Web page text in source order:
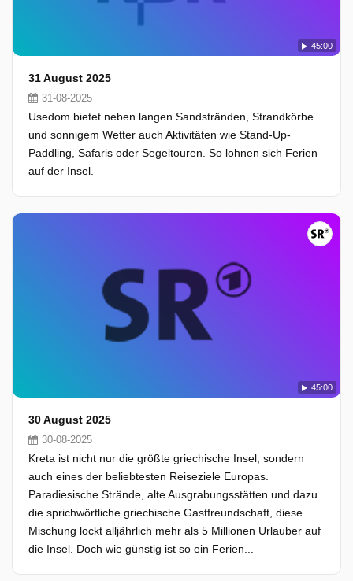
45:00
31 August 2025
31-08-2025
Usedom bietet neben langen Sandstränden, Strandkörbe
und sonnigem Wetter auch Aktivitäten wie Stand-Up-
Paddling, Safaris oder Segeltouren. So lohnen sich Ferien
auf der Insel.
45:00
30 August 2025
30-08-2025
Kreta ist nicht nur die größte griechische Insel, sondern
auch eines der beliebtesten Reiseziele Europas.
Paradiesische Strände, alte Ausgrabungsstätten und dazu
die sprichwörtliche griechische Gastfreundschaft, diese
Mischung lockt alljährlich mehr als 5 Millionen Urlauber auf
die Insel. Doch wie günstig ist so ein Ferien...